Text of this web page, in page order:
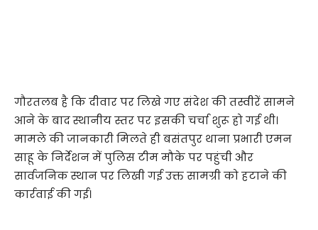
गौरतलब है कि दीवार पर लिखे गए संदेश की तस्वीरें सामने
आने के बाद स्थानीय स्तर पर इसकी चर्चा शुरू हो गई थी।
मामले की जानकारी मिलते ही बसंतपुर थाना प्रभारी एमन
साहू के निर्देशन में पुलिस टीम मौके पर पहुंची और
सार्वजनिक स्थान पर लिखी गई उक्त सामग्री को हटाने की
कार्रवाई की गई।